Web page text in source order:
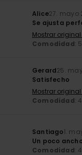
Alice27. mayo
Se ajusta
Mostrar
Comodidad: 5
Gerard25.
Satisfecho
Mostrar
Comodidad: 4
Santiago1.
Un poco
Comodidad: 4